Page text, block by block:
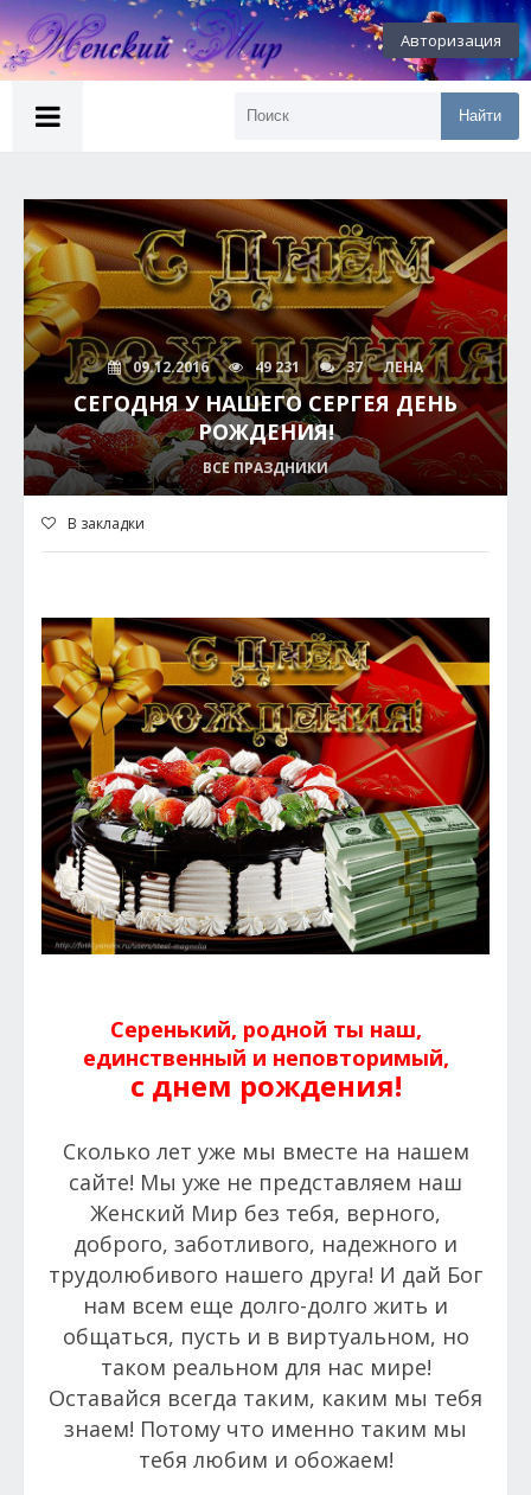
Авторизация
Найти
09.12.2016 49 231 37 ЛЕНА
СЕГОДНЯ У НАШЕГО СЕРГЕЯ ДЕНЬ
РОЖДЕНИЯ!
ВСЕ ПРАЗДНИКИ
В закладки
Серенький, родной ты наш,
единственный и неповторимый,
с днем рождения!
Сколько лет уже мы вместе на нашем
сайте! Мы уже не представляем наш
Женский Мир без тебя, верного,
доброго, заботливого, надежного и
трудолюбивого нашего друга! И дай Бог
нам всем еще долго-долго жить и
общаться, пусть и в виртуальном, но
таком реальном для нас мире!
Оставайся всегда таким, каким мы тебя
знаем! Потому что именно таким мы
тебя любим и обожаем!